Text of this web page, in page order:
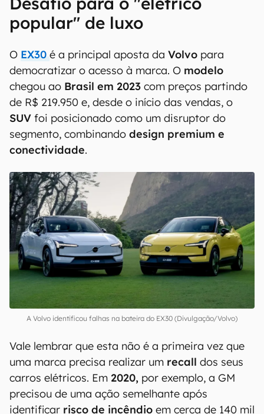
00:00 04:52
Desafio para o "elétrico
popular" de luxo
OEX30 é a principal aposta da Volvo
para
democratizar o acesso à marca. O
modelo
chegou aoBrasil em 2023com preços partindo
de R$ 219.950 e, desde o início das vendas, o
SUVfoi posicionado como um disruptor do
segmento, combinando design premium e